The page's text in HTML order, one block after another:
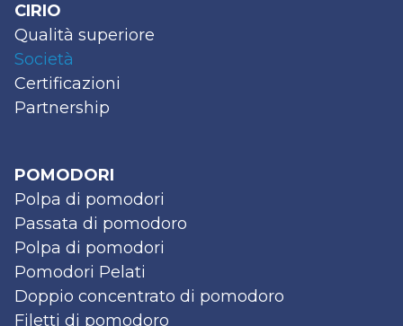
CIRIO
Qualità superiore
Società
Certificazioni
Partnership
POMODORI
Polpa di pomodori
Passata di pomodoro
Polpa di pomodori
Pomodori Pelati
Doppio concentrato di pomodoro
Filetti di pomodoro